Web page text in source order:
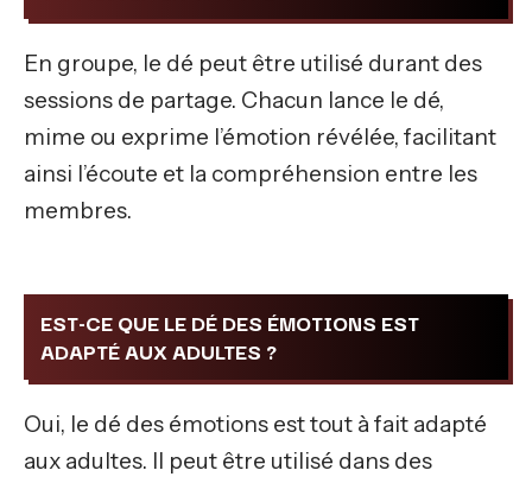
En groupe, le dé peut être utilisé durant des
sessions de partage. Chacun lance le dé,
mime ou exprime l’émotion révélée, facilitant
ainsi l’écoute et la compréhension entre les
membres.
EST-CE QUE LE DÉ DES ÉMOTIONS EST
ADAPTÉ AUX ADULTES ?
Oui, le dé des émotions est tout à fait adapté
aux adultes. Il peut être utilisé dans des